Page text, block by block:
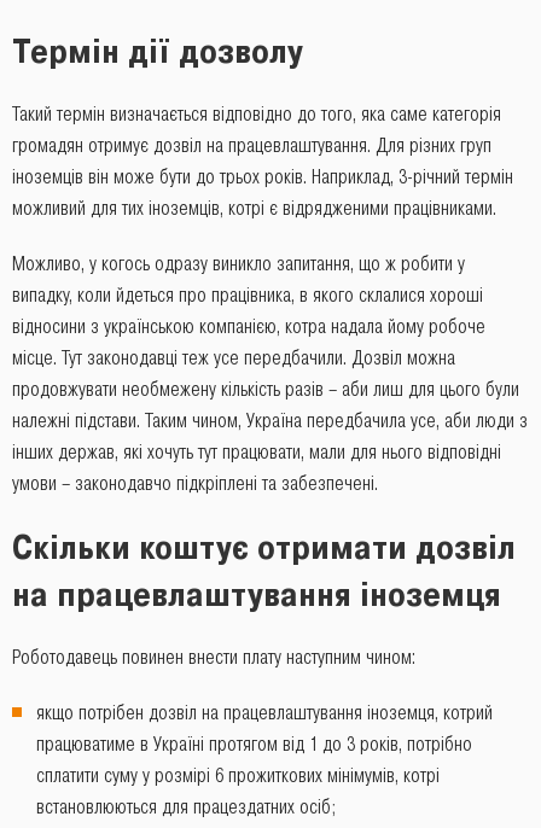
Термін дії дозволу
Такий термін визначається відповідно до того, яка саме категорія
громадян отримує дозвіл на працевлаштування. Для різних груп
іноземців він може бути до трьох років. Наприклад, 3-річний термін
можливий для тих іноземців, котрі є відрядженими працівниками.
Можливо, у когось одразу виникло запитання, що ж робити у
випадку, коли йдеться про працівника, в якого склалися хороші
відносини з українською компанією, котра надала йому робоче
місце. Тут законодавці теж усе передбачили. Дозвіл можна
продовжувати необмежену кількість разів – аби лиш для цього були
належні підстави. Таким чином, Україна передбачила усе, аби люди з
інших держав, які хочуть тут працювати, мали для нього відповідні
умови – законодавчо підкріплені та забезпечені.
Скільки коштує отримати дозвіл
на працевлаштування іноземця
Роботодавець повинен внести плату наступним чином:
якщо потрібен дозвіл на працевлаштування іноземця, котрий
працюватиме в Україні протягом від 1 до 3 років, потрібно
сплатити суму у розмірі 6 прожиткових мінімумів, котрі
встановлюються для працездатних осіб;